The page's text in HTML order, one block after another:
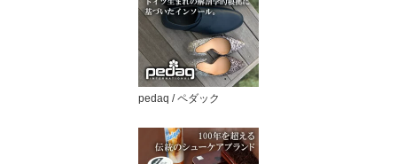
pedaq / ペダック